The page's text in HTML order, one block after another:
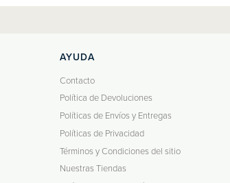
AYUDA
Contacto
Política de Devoluciones
Políticas de Envíos y Entregas
Políticas de Privacidad
Términos y Condiciones del sitio
Nuestras Tiendas